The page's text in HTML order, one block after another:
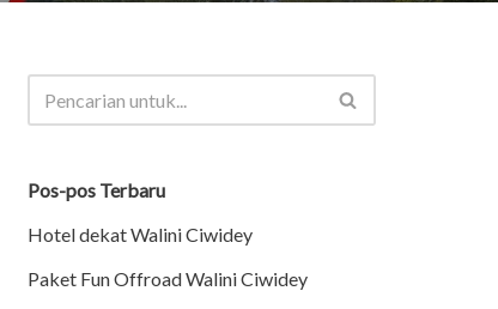
Pos-pos Terbaru
Hotel dekat Walini Ciwidey
Paket Fun Offroad Walini Ciwidey